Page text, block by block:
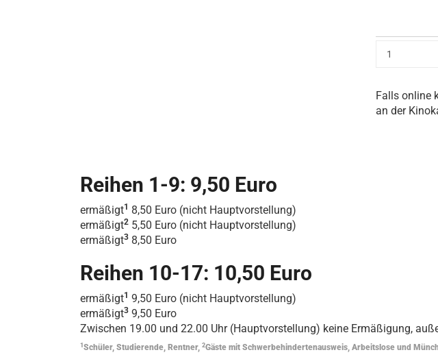
Falls online
an der
Reihen 1-9: 9,50 Euro
ermäßigt1 8,50 Euro (nicht Hauptvorstellung)
ermäßigt2 5,50 Euro (nicht Hauptvorstellung)
ermäßigt3 8,50 Euro
Reihen 10-17: 10,50 Euro
ermäßigt1 9,50 Euro (nicht Hauptvorstellung)
ermäßigt3 9,50 Euro
Zwischen 19.00 und 22.00 Uhr (Hauptvorstellung) keine Ermäßigung,
1 Schüler, Studierende, Rentner, 2Gäste mit Schwerbehindertenausweis, Arbeitslose und